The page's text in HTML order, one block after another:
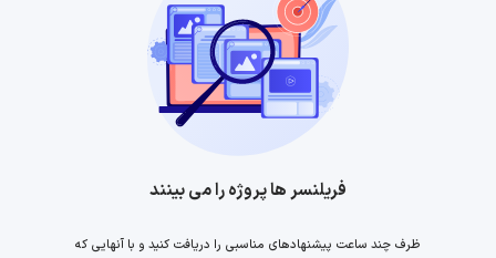
فریلنسر ها پروژه را می بینند
ظرف چند ساعت پیشنهادهای مناسبی را دریافت کنید و با آنهایی که